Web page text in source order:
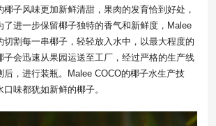
子风味更加新鲜清甜，果肉的发育恰到好处，
了进一步保留椰子独特的香气和新鲜度，Malee
切割每一串椰子，轻轻放入水中，以最大程度的
子会迅速从果园运送至工厂，经过严格的生产线
后，进行装瓶。Malee COCO的椰子水生产技
味都犹如新鲜的椰子。